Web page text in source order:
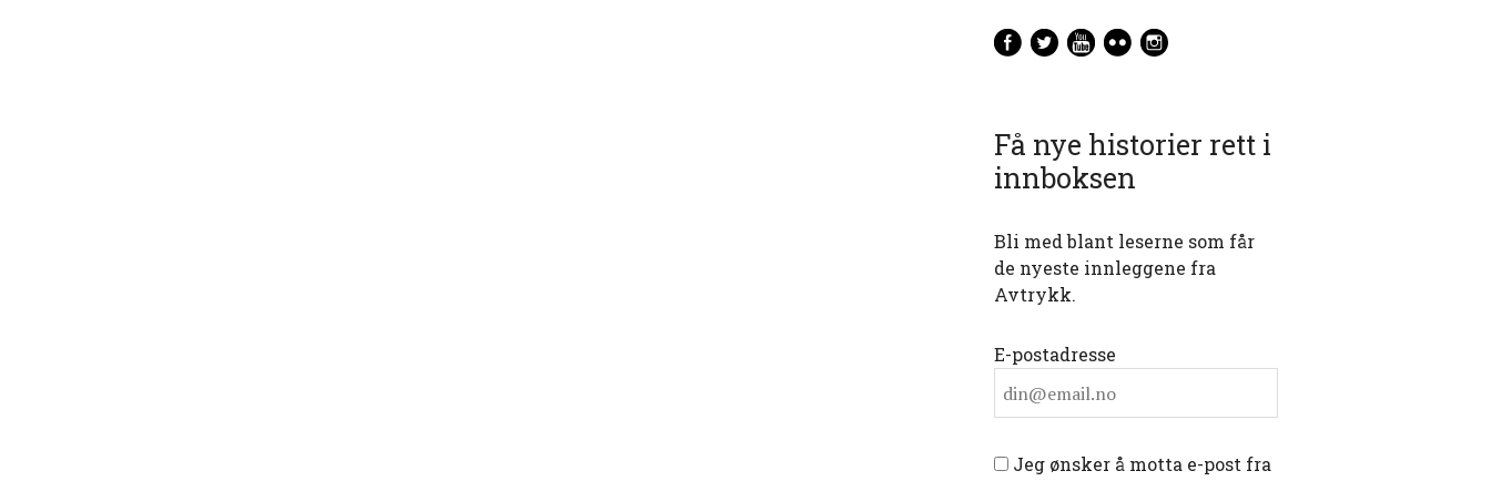
Få nye historier rett i
innboksen
Bli med blant leserne som får
de nyeste innleggene fra
Avtrykk.
E-postadresse
Jeg ønsker å motta e-post fra